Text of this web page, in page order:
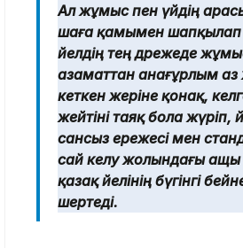
Ал жұмыс пен үйдің
шаға қамымен шапқылап
әйелдің тең дәрежеде
азаматтан анағұрлым
кеткен жеріне қонақ,
жейтіні таяқ бола жүріп,
сансыз ережесі мен
сай келу жолындағы
қазақ әйелінің бүгінгі
шертеді.